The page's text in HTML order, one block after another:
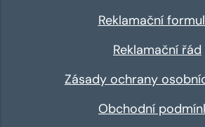
Reklamační
Reklamační řád
Zásady ochrany
Obchodní